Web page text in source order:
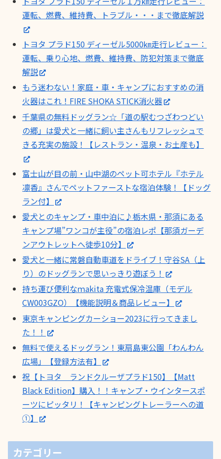
運転、燃費、維持費、トラブル・・・まで徹底解説
トヨタ プラド150 ディーゼル5000㎞走行レビュー：
運転、乗り心地、燃費、維持費、防犯対策まで徹底
解説
もう迷わない！家庭・車・キャンプにおすすめの消
火器はこれ！FIRE SHOKA STICK消火器
千葉県の無料ドッグラン☆「道の駅むつざわつどい
の郷」は愛犬と一緒に飼い主さんもリフレッシュで
きる充実の施設！【レストラン・温泉・お土産も】
富士山が目の前・山中湖のペット可ホテル『ホテル
凛香』さんでペットファーストな宿泊体験！【ドッグ
ラン付】
愛犬とのキャンプ・車中泊に♪栃木県・那須にある
キャンプ場”ワンコが主役”の宿泊レポ【那須ガーデ
ンアウトレットへ徒歩10分】
愛犬と一緒に常磐自動車道をドライブ！守谷SA（上
り）のドッグランで思いっきり遊ぼう！
持ち運び便利なｍakita 充電式保冷温庫（モデル
CW003GZO）【機能説明＆商品レビュー】
東京キャンピングカーショー2023に行ってきまし
た！！
無料で使えるドッグラン！東扇島東公園「わんわん
広場」【登録方法有】
祝【トヨタ ランドクルーザプラド150】【Matt
Black Edition】購入！！キャンプ・ウインタースポ
ーツにピッタリ！【キャンピングトレーラーへの道
➀】
カテゴリー